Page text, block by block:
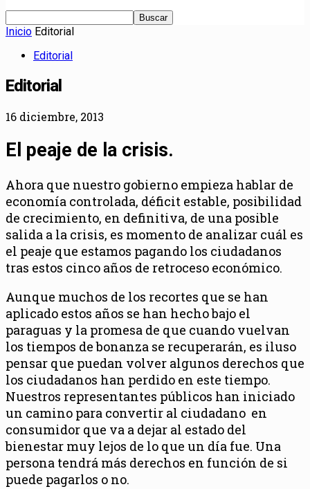
Inicio Editorial
Editorial
Editorial
16 diciembre, 2013
El peaje de la crisis.
Ahora que nuestro gobierno empieza hablar de
economía controlada, déficit estable, posibilidad
de crecimiento, en definitiva, de una posible
salida a la crisis, es momento de analizar cuál es
el peaje que estamos pagando los ciudadanos
tras estos cinco años de retroceso económico.
Aunque muchos de los recortes que se han
aplicado estos años se han hecho bajo el
paraguas y la promesa de que cuando vuelvan
los tiempos de bonanza se recuperarán, es iluso
pensar que puedan volver algunos derechos que
los ciudadanos han perdido en este tiempo.
Nuestros representantes públicos han iniciado
un camino para convertir al ciudadano en
consumidor que va a dejar al estado del
bienestar muy lejos de lo que un día fue. Una
persona tendrá más derechos en función de si
puede pagarlos o no.